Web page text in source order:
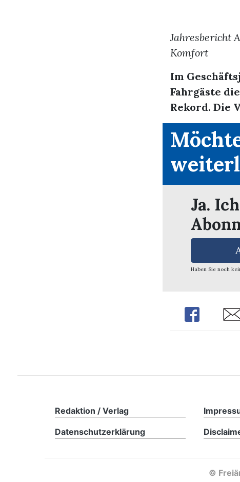
Jahresbericht
Komfort
Im
Fahrgäste
Rekord. Die
Ja.
Haben Sie noch
Share
Redaktion / Verlag
Datenschutzerklärung
©